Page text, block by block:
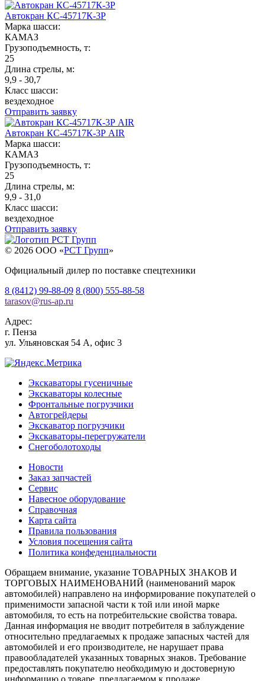
Автокран КС-45717К-3Р
Марка шасси:
КАМАЗ
Грузоподъемность, т:
25
Длина стрелы, м:
9,9 - 30,7
Класс шасси:
вездеходное
Отправить заявку
Автокран КС-45717К-3Р AIR
Марка шасси:
КАМАЗ
Грузоподъемность, т:
25
Длина стрелы, м:
9,9 - 31,0
Класс шасси:
вездеходное
Отправить заявку
© 2026 OOO «РСТ Групп»
Официальный дилер по поставке спецтехники
8 (8412) 99-88-09 8 (800) 555-88-58
tarasov@rus-ap.ru
Адрес:
г. Пенза
ул. Ульяновская 54 А, офис 3
Экскаваторы гусеничные
Экскаваторы колесные
Фронтальные погрузчики
Автогрейдеры
Экскаватор погрузчики
Экскаваторы-перегружатели
Снегоболотоходы
Новости
Заказ запчастей
Сервис
Навесное оборудование
Справочная
Карта сайта
Правила пользования
Условия посещения сайта
Политика конфеденциальности
Обращаем внимание, указание ТОВАРНЫХ ЗНАКОВ И
ТОРГОВЫХ НАИМЕНОВАНИЙ (наименований марок
автомобилей) направлено на информирование покупателей о
применимости запасной части к той или иной марке
автомобиля, то есть на потребительские свойства товара.
Данная информация не вводит потребителя в заблуждение
относительно предлагаемых к продаже запасных частей для
автомобилей и его производителе, не нарушает права
правообладателей указанных товарных знаков. Требование
предоставлять покупателю необходимую и достоверную
информацию о товаре, предлагаемом к продаже,